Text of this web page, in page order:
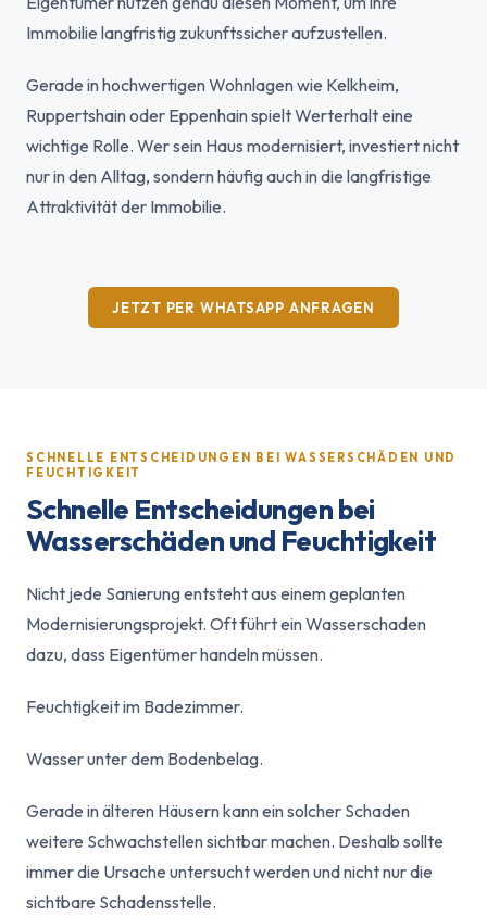
Immobilie langfristig zukunftssicher aufzustellen.
Gerade in hochwertigen Wohnlagen wie Kelkheim,
Ruppertshain oder Eppenhain spielt Werterhalt eine
wichtige Rolle. Wer sein Haus modernisiert, investiert nicht
nur in den Alltag, sondern häufig auch in die langfristige
Attraktivität der Immobilie.
JETZT PER WHATSAPP ANFRAGEN
SCHNELLE ENTSCHEIDUNGEN BEI WASSERSCHÄDEN UND
FEUCHTIGKEIT
Schnelle Entscheidungen bei
Wasserschäden und Feuchtigkeit
Nicht jede Sanierung entsteht aus einem geplanten
Modernisierungsprojekt. Oft führt ein Wasserschaden
dazu, dass Eigentümer handeln müssen.
Feuchtigkeit im Badezimmer.
Wasser unter dem Bodenbelag.
Gerade in älteren Häusern kann ein solcher Schaden
weitere Schwachstellen sichtbar machen. Deshalb sollte
immer die Ursache untersucht werden und nicht nur die
sichtbare Schadensstelle.